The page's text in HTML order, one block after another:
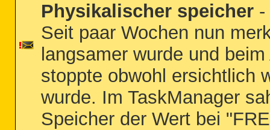
Physikalischer speicher -
Seit paar Wochen nun
langsamer wurde und
stoppte obwohl ersichtlich
wurde. Im TaskManager
Speicher der Wert bei